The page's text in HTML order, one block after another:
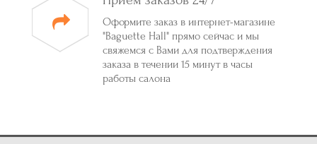
Оформите заказ в интернет-магазине
"Baguette Hall" прямо сейчас и мы
свяжемся с Вами для подтверждения
заказа в течении 15 минут в часы
работы салона